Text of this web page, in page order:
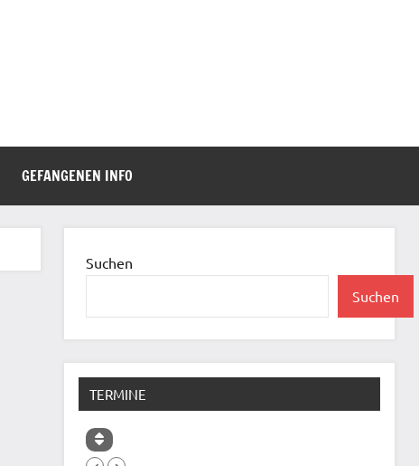
GEFANGENEN INFO
Suchen
Suchen
TERMINE